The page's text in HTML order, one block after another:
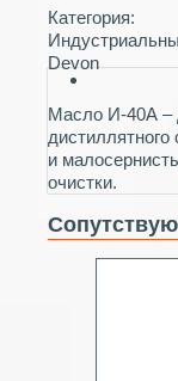
Категория:
Devon
Масло И-40А –
и
очистки.